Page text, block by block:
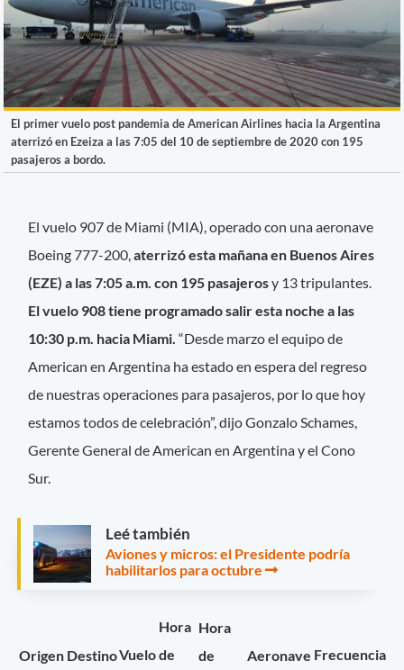
El primer vuelo post pandemia de American Airlines hacia la Argentina
aterrizó en Ezeiza a las 7:05 del 10 de septiembre de 2020 con 195
pasajeros a bordo.
El vuelo 907 de Miami (MIA), operado con una aeronave
Boeing 777-200,aterrizó esta mañana en Buenos Aires
(EZE) a las 7:05 a.m. con 195 pasajerosy 13 tripulantes.
El vuelo 908 tiene programado salir esta noche a las
10:30 p.m. hacia Miami.“Desde marzo el equipo de
American en Argentina ha estado en espera del regreso
de nuestras operaciones para pasajeros, por lo que hoy
estamos todos de celebración”, dijo Gonzalo Schames,
Gerente General de American en Argentina y el Cono
Sur.
Leé también
Aviones y micros: el Presidente podría
habilitarlos para octubre
Origen DestinoVuelo
Hora
de
Hora
de
Aeronave Frecuencia